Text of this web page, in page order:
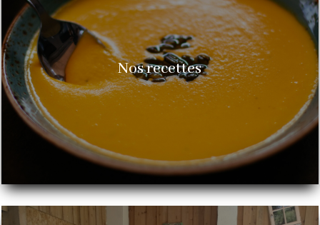
Nos recettes